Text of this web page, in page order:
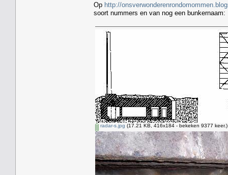
Op http://
soort nummers en van nog een bunkernaam:
radar-s.jpg (17.21 KB, 416x184 - bekeken 9377 keer.)